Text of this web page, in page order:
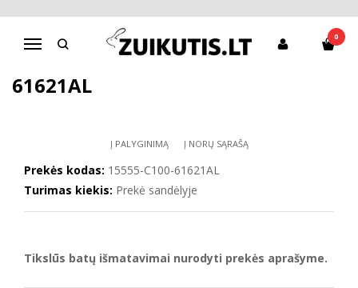
Navigacija
0
Pagrindinis CANVAS Canvas batai 28-33 d. C100-61621AL
CANVAS BATAI 28-33 D. C100-
61621AL
Į PALYGINIMĄ Į NORŲ SĄRAŠĄ
Prekės kodas: 15555-C100-61621AL
Turimas kiekis: Prekė sandėlyje
Tikslūs batų išmatavimai nurodyti prekės aprašyme.